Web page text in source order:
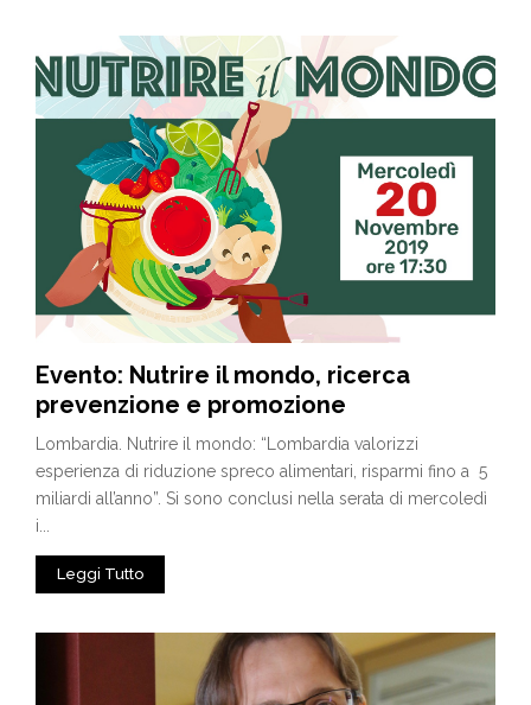
Evento: Nutrire il mondo, ricerca
prevenzione e promozione
Lombardia. Nutrire il mondo: “Lombardia valorizzi
esperienza di riduzione spreco alimentari, risparmi fino a 5
miliardi all’anno”. Si sono conclusi nella serata di mercoledì
i...
Leggi Tutto